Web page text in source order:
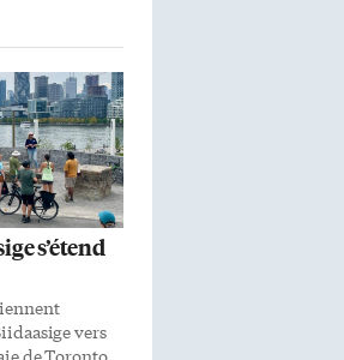
dans le
à coté de
90
pour
dernier
la découverte
Spadina
Tata, qui
Tree Tours,
la
s’étend
vers
de Toronto,